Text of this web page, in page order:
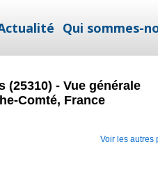
Qui sommes-